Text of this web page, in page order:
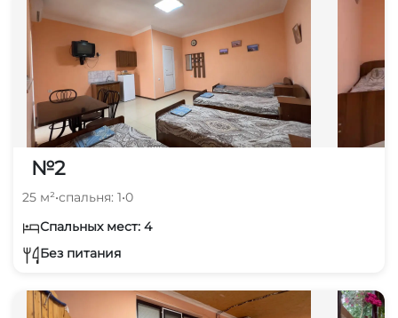
№2
25 м²•спальня: 1•0
Спальных мест: 4
Без питания